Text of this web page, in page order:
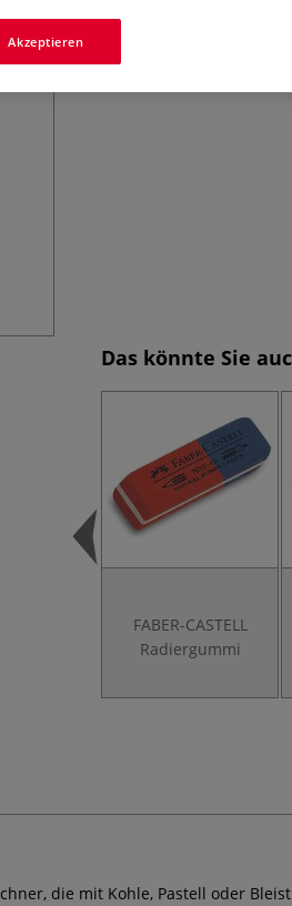
ist äußerst knetbar,
Das könnte Sie
FABER-CASTELL
Radiergummi
die mit Kohle, Pastell oder
Akzeptieren